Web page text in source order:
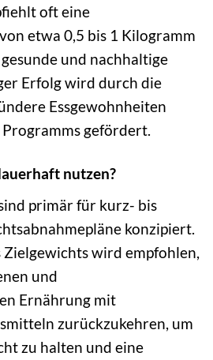
oft eine
etwa 0,5 bis 1 Kilogramm
und nachhaltige
Erfolg wird durch die
Essgewohnheiten
Programms gefördert.
nutzen?
primär für kurz- bis
konzipiert.
Zielgewichts wird empfohlen,
und
Ernährung mit
zurückzukehren, um
zu halten und eine